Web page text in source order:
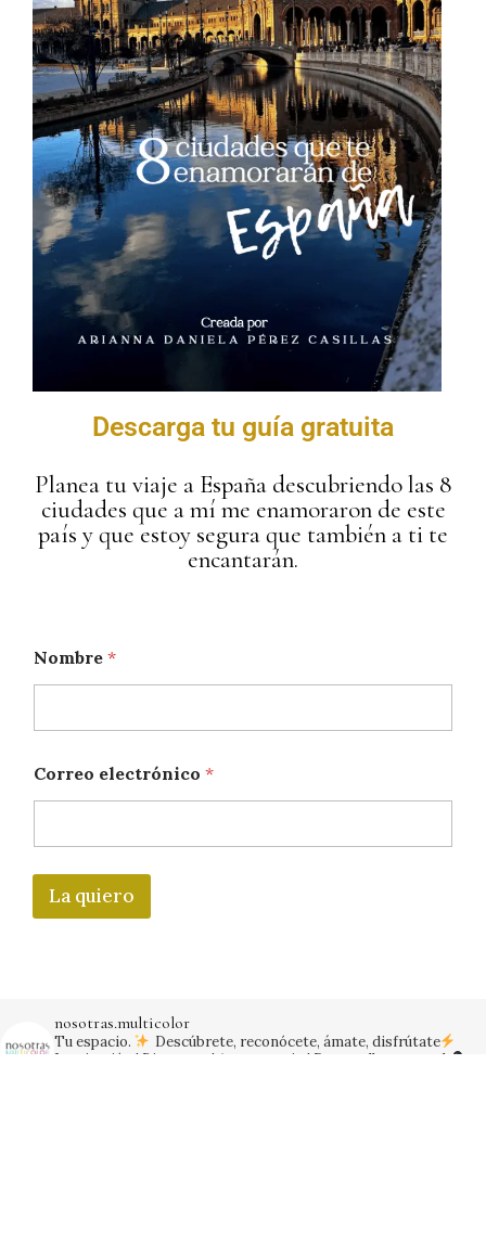
Descarga tu guía gratuita
Planea tu viaje a España descubriendo las 8
ciudades que a mí me enamoraron de este
país y que estoy segura que también a ti te
encantarán.
Nombre *
Correo electrónico *
La quiero
nosotras.multicolor
Tu espacio.
Descúbrete, reconócete, ámate, disfrútate
Inspiración | Bienestar | Amor propio | Desarrollo personal